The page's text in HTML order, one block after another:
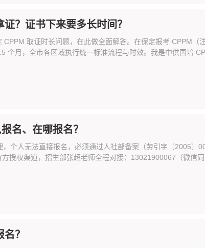
？证书下来要多长时间？
取证时长问题，在此做全面解答。在保定报考 CPPM（
个月，全市各区域执行统一标准流程与时效。我是中供国培
名、在哪报名？
个人无法直接报名，必须通过人社部备案（劳引字〔2005〕
授权渠道，招生部张超老师全程对接：13021900067（微信
？